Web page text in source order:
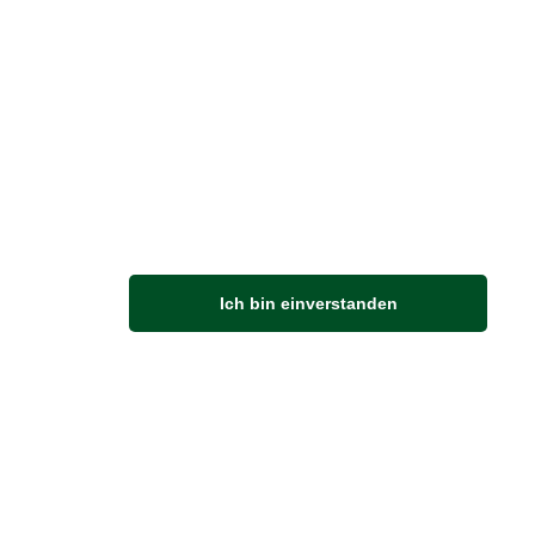
Ich bin einverstanden